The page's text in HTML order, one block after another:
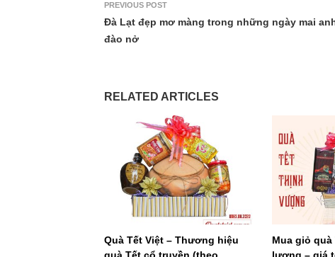
PREVIOUS POST
Đà Lạt đẹp mơ màng trong những ngày mai
đào nở
RELATED ARTICLES
Quà Tết Việt – Thương hiệu
Mua giỏ